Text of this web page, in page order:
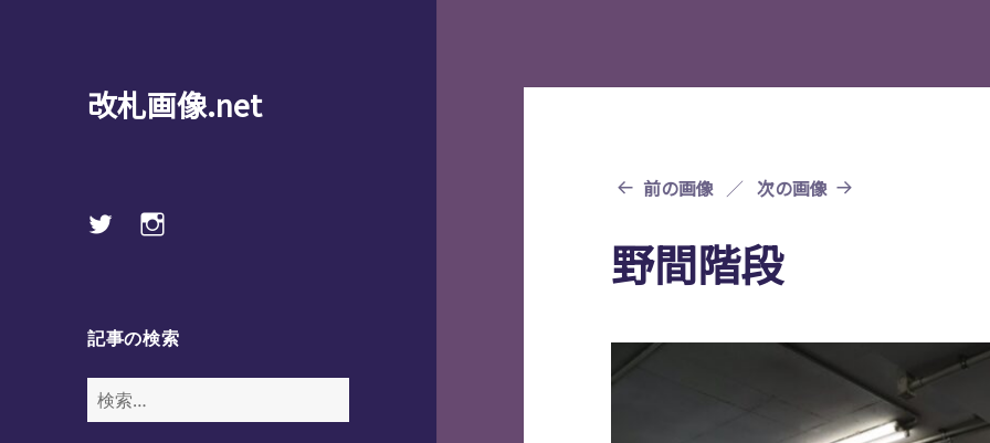
改札画像.net
Twitterinstagram
記事の検索
検
索:
前の画像 次の画像
野間階段